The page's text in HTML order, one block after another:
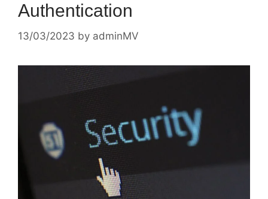
Authentication
13/03/2023 by adminMV